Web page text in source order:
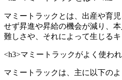
マミートラックとは、出産や育
せず昇進や昇給の機会が減り、
難しさや、それによって生じる
<h3>マミートラックがよく使わ
マミートラックは、主に以下の